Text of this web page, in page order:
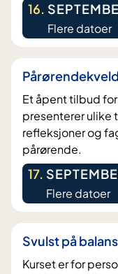
16.
Flere datoer
Et åpent tilbud for
presenterer ulike
refleksjoner og
pårørende.
17.
Flere datoer
Svulst på
Kurset er for